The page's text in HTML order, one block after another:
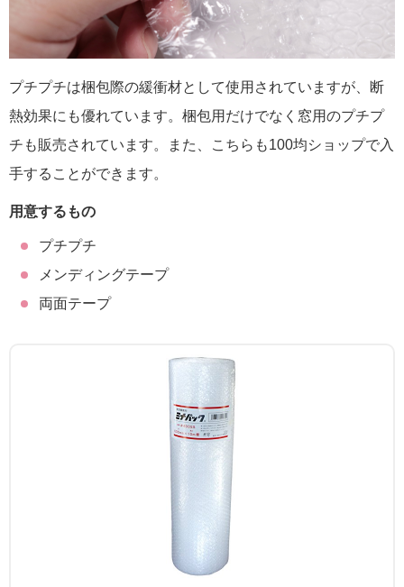
プチプチは梱包際の緩衝材として使用されていますが、断
熱効果にも優れています。梱包用だけでなく窓用のプチプ
チも販売されています。また、こちらも100均ショップで入
手することができます。
用意するもの
プチプチ
メンディングテープ
両面テープ